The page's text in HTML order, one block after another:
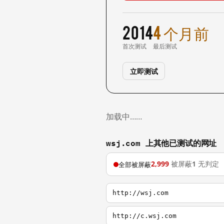
2014
首次测试
4 个月前
最后测试
立即测试
加载中……
wsj.com 上其他已测试的网址
全部被屏蔽2,999 被屏蔽1 无判定
http://wsj.com
http://c.wsj.com